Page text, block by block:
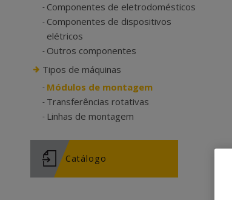
Componentes de eletrodomésticos
Componentes de dispositivos
elétricos
Outros componentes
Tipos de máquinas
Módulos de montagem
Transferências rotativas
Linhas de montagem
Catálogo